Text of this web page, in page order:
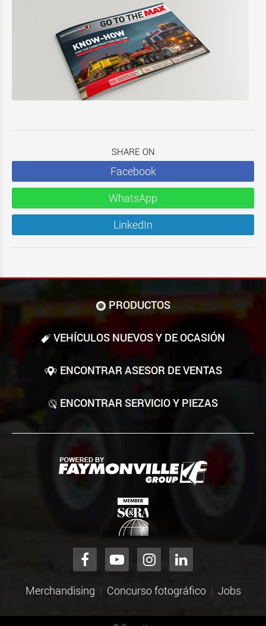
SHARE ON
Facebook
WhatsApp
LinkedIn
PRODUCTOS
VEHÍCULOS NUEVOS Y DE OCASIÓN
ENCONTRAR ASESOR DE VENTAS
ENCONTRAR SERVICIO Y PIEZAS
Merchandising Concurso fotográfico Jobs